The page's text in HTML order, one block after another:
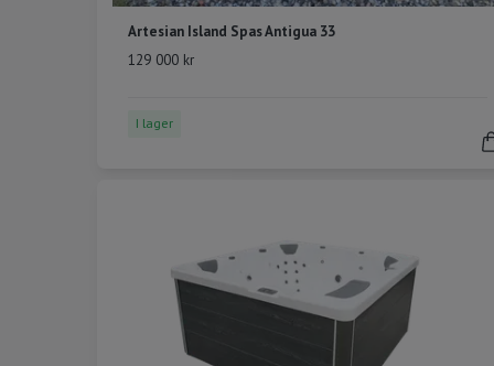
Artesian Island Spas Antigua 33
129 000 kr
I lager